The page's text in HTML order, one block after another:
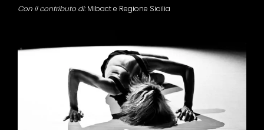
Con il contributo di:Mibact e Regione Sicilia